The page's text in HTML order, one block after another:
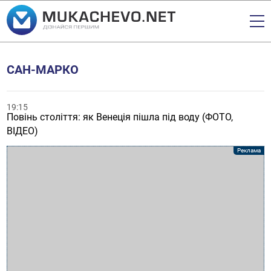
САН-МАРКО
19:15
Повінь століття: як Венеція пішла під воду (ФОТО,
ВІДЕО)